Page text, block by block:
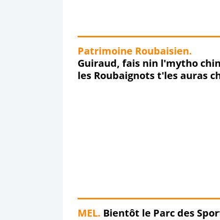
Patrimoine Roubaisien.
Guiraud, fais nin l'mytho
les Roubaignots t'les auras
MEL. Bientôt le Parc des